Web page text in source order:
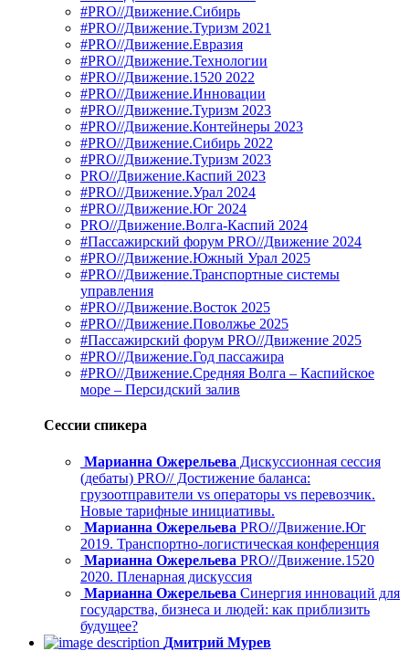
#PRO//Движение.Сибирь
#PRO//Движение.Туризм 2021
#PRO//Движение.Евразия
#PRO//Движение.Технологии
#PRO//Движение.1520 2022
#PRO//Движение.Инновации
#PRO//Движение.Туризм 2023
#PRO//Движение.Контейнеры 2023
#PRO//Движение.Сибирь 2022
#PRO//Движение.Туризм 2023
PRO//Движение.Каспий 2023
#PRO//Движение.Урал 2024
#PRO//Движение.Юг 2024
PRO//Движение.Волга-Каспий 2024
#Пассажирский форум PRO//Движение 2024
#PRO//Движение.Южный Урал 2025
#PRO//Движение.Транспортные системы
управления
#PRO//Движение.Восток 2025
#PRO//Движение.Поволжье 2025
#Пассажирский форум PRO//Движение 2025
#PRO//Движение.Год пассажира
#PRO//Движение.Средняя Волга – Каспийское
море – Персидский залив
Сессии спикера
Марианна Ожерельева Дискуссионная сессия
(дебаты) PRO// Достижение баланса:
грузоотправители vs операторы vs перевозчик.
Новые тарифные инициативы.
Марианна Ожерельева PRO//Движение.Юг
2019. Транспортно-логистическая конференция
Марианна Ожерельева PRO//Движение.1520
2020. Пленарная дискуссия
Марианна Ожерельева Синергия инноваций для
государства, бизнеса и людей: как приблизить
будущее?
Дмитрий Мурев